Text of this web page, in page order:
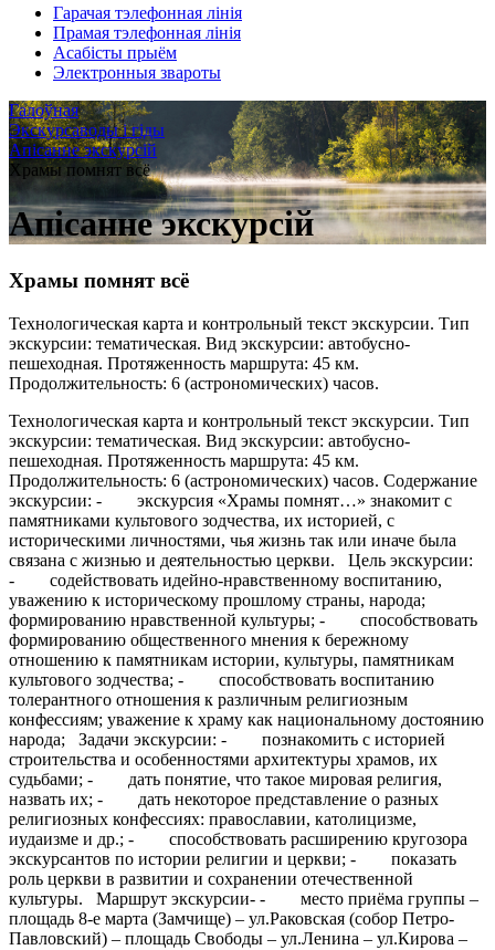
Гарачая тэлефонная лінія
Прамая тэлефонная лінія
Асабісты прыём
Электронныя звароты
Галоўная
Экскурсаводы і гіды
Апісанне экскурсій
Храмы помнят всё
Апісанне экскурсій
Храмы помнят всё
Технологическая карта и контрольный текст экскурсии. Тип
экскурсии: тематическая. Вид экскурсии: автобусно-
пешеходная. Протяженность маршрута: 45 км.
Продолжительность: 6 (астрономических) часов.
Технологическая карта и контрольный текст экскурсии. Тип
экскурсии: тематическая. Вид экскурсии: автобусно-
пешеходная. Протяженность маршрута: 45 км.
Продолжительность: 6 (астрономических) часов. Содержание
экскурсии: - экскурсия «Храмы помнят…» знакомит с
памятниками культового зодчества, их историей, с
историческими личностями, чья жизнь так или иначе была
связана с жизнью и деятельностью церкви. Цель экскурсии:
- содействовать идейно-нравственному воспитанию,
уважению к историческому прошлому страны, народа;
формированию нравственной культуры; - способствовать
формированию общественного мнения к бережному
отношению к памятникам истории, культуры, памятникам
культового зодчества; - способствовать воспитанию
толерантного отношения к различным религиозным
конфессиям; уважение к храму как национальному достоянию
народа; Задачи экскурсии: - познакомить с историей
строительства и особенностями архитектуры храмов, их
судьбами; - дать понятие, что такое мировая религия,
назвать их; - дать некоторое представление о разных
религиозных конфессиях: православии, католицизме,
иудаизме и др.; - способствовать расширению кругозора
экскурсантов по истории религии и церкви; - показать
роль церкви в развитии и сохранении отечественной
культуры. Маршрут экскурсии- - место приёма группы –
площадь 8-е марта (Замчище) – ул.Раковская (собор Петро-
Павловский) – площадь Свободы – ул.Ленина – ул.Кирова –